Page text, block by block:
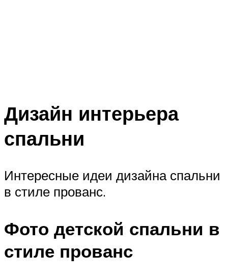
Дизайн интерьера
спальни
Интересные идеи дизайна спальни
в стиле прованс.
Фото детской спальни в
стиле прованс